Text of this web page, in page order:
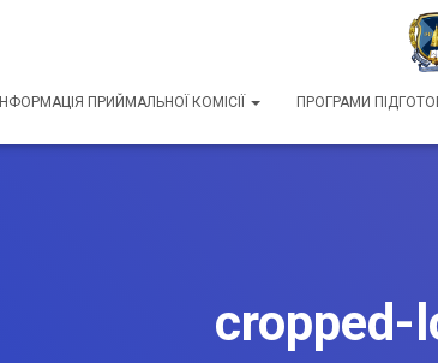
ІНФОРМАЦІЯ ПРИЙМАЛЬНОЇ КОМІСІЇ ПРОГРАМИ
cropped-